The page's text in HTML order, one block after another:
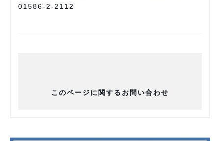
01586-2-2112
このページに関するお問い合わせ